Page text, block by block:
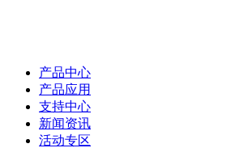
产品中心
产品应用
支持中心
新闻资讯
活动专区